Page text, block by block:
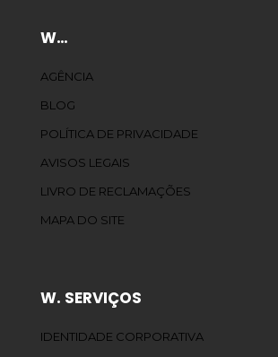
W…
AGÊNCIA
BLOG
POLÍTICA DE PRIVACIDADE
AVISOS LEGAIS
LIVRO DE RECLAMAÇÕES
MAPA DO SITE
W. SERVIÇOS
IDENTIDADE CORPORATIVA